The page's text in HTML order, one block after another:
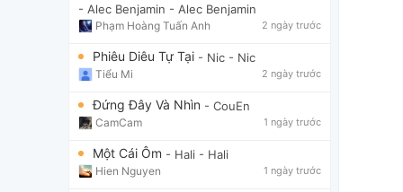
- Alec Benjamin - Alec Benjamin
Phạm Hoàng Tuấn Anh 2 ngày trước
Phiêu Diêu Tự Tại - Nic - Nic
Tiểu Mi 2 ngày trước
Đứng Đây Và Nhìn - CouEn
CamCam 1 ngày trước
Một Cái Ôm - Hali - Hali
Hien Nguyen 1 ngày trước